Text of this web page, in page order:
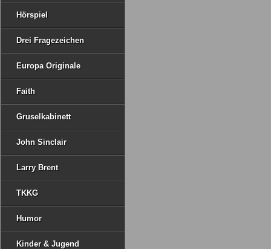
Hörspiel
Drei Fragezeichen
Europa Originale
Faith
Gruselkabinett
John Sinclair
Larry Brent
TKKG
Humor
Kinder & Jugend